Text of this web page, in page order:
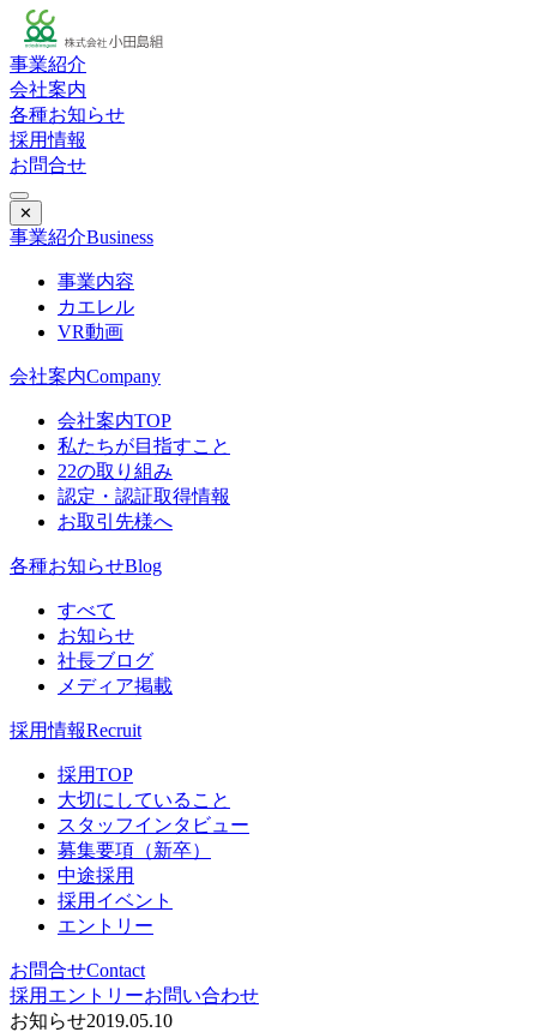
事業紹介
会社案内
各種お知らせ
採用情報
お問合せ
✕
事業紹介Business
事業内容
カエレル
VR動画
会社案内Company
会社案内TOP
私たちが目指すこと
22の取り組み
認定・認証取得情報
お取引先様へ
各種お知らせBlog
すべて
お知らせ
社長ブログ
メディア掲載
採用情報Recruit
採用TOP
大切にしていること
スタッフインタビュー
募集要項（新卒）
中途採用
採用イベント
エントリー
お問合せContact
採用エントリーお問い合わせ
お知らせ2019.05.10